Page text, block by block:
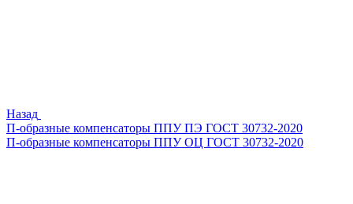
Назад
П-образные компенсаторы ППУ ПЭ ГОСТ 30732-2020
П-образные компенсаторы ППУ ОЦ ГОСТ 30732-2020